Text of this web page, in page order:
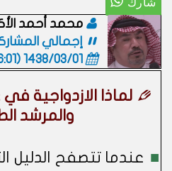
محمد أحمد
إجمالي
1438/03/01 (06:01 صباحاً)
لماذا الازدواجية
والمرشد
■ عندما تتصفح الدليل